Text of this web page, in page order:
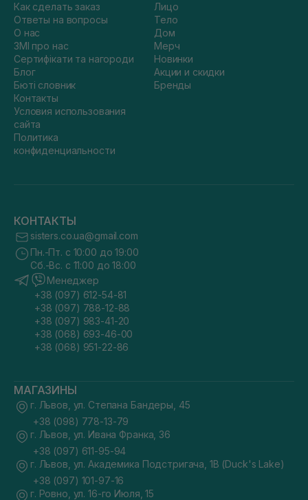
Как сделать заказ
Ответы на вопросы
О нас
ЗМІ про нас
Сертифікати та нагороди
Блог
Бюті словник
Контакты
Условия использования
сайта
Политика
конфиденциальности
Лицо
Тело
Дом
Мерч
Новинки
Акции и скидки
Бренды
КОНТАКТЫ
sisters.co.ua@gmail.com
Пн.-Пт. с 10:00 до 19:00
Сб.-Вс. с 11:00 до 18:00
Менеджер
+38 (097) 612-54-81
+38 (097) 788-12-88
+38 (097) 983-41-20
+38 (068) 693-46-00
+38 (068) 951-22-86
МАГАЗИНЫ
г. Львов, ул. Степана Бандеры, 45
+38 (098) 778-13-79
г. Львов, ул. Ивана Франка, 36
+38 (097) 611-95-94
г. Львов, ул. Академика Подстригача, 1В (Duck's Lake)
+38 (097) 101-97-16
г. Ровно, ул. 16-го Июля, 15